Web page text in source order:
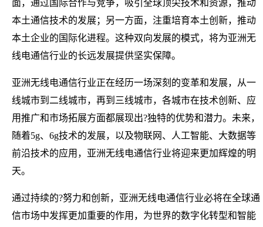
面，通过国际合作与竞争，吸引全球顶尖技术和资源，推动
本土通信技术的发展；另一方面，注重培育本土创新，推动
本土企业的国际化进程。这种双向发展的模式，将为亚洲无
线电通信行业的长远发展提供坚实保障。
亚洲无线电通信行业正在经历一场深刻的变革和发展，从一
线城市到二线城市，再到三线城市，各城市在技术创新、应
用推广和市场拓展方面都展现出?独特的优势和潜力。未来，
随着5g、6g技术的发展，以及物联网、人工智能、大数据等
前沿技术的应用，亚洲无线电通信行业将迎来更加辉煌的明
天。
通过持续的?努力和创新，亚洲无线电通信行业必将在全球通
信市场中发挥更加重要的作用，为世界的数字化转型和智能